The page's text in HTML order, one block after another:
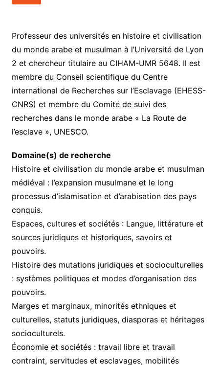
Professeur des universités en histoire et civilisation
du monde arabe et musulman à l’Université de Lyon
2 et chercheur titulaire au CIHAM-UMR 5648. Il est
membre du Conseil scientifique du Centre
international de Recherches sur l’Esclavage (EHESS-
CNRS) et membre du Comité de suivi des
recherches dans le monde arabe « La Route de
l’esclave », UNESCO.
Domaine(s) de recherche
Histoire et civilisation du monde arabe et musulman
médiéval : l’expansion musulmane et le long
processus d’islamisation et d’arabisation des pays
conquis.
Espaces, cultures et sociétés : Langue, littérature et
sources juridiques et historiques, savoirs et
pouvoirs.
Histoire des mutations juridiques et socioculturelles
: systèmes politiques et modes d’organisation des
pouvoirs.
Marges et marginaux, minorités ethniques et
culturelles, statuts juridiques, diasporas et héritages
socioculturels.
Économie et sociétés : travail libre et travail
contraint, servitudes et esclavages, mobilités